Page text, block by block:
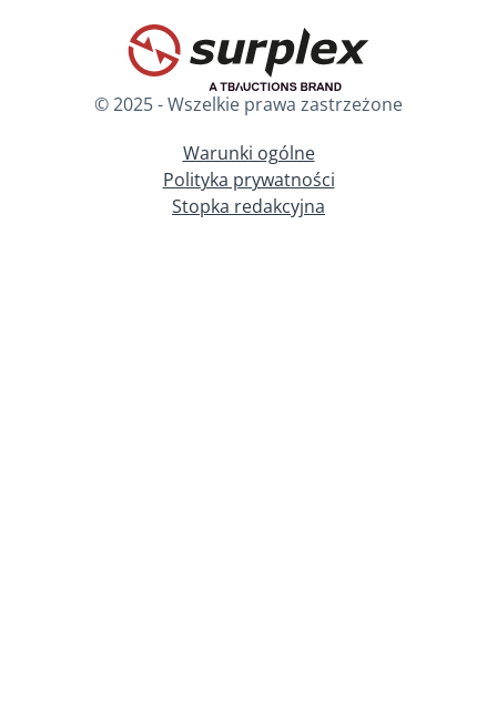
© 2025 - Wszelkie prawa zastrzeżone
Warunki ogólne
Polityka prywatności
Stopka redakcyjna